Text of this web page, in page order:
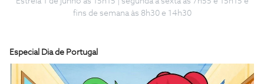
fins de semana às 8h30 e 14h30
Especial Dia de Portugal